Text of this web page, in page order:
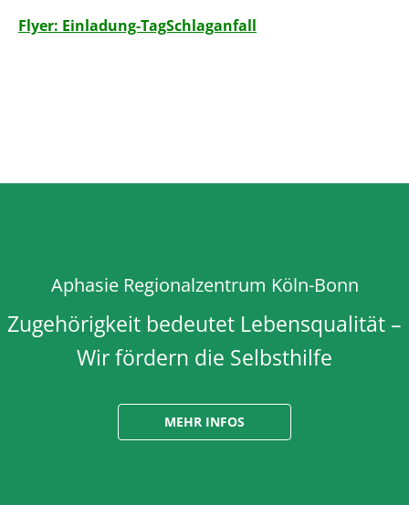
Flyer: Einladung-TagSchlaganfall
Aphasie Regionalzentrum Köln-Bonn
Zugehörigkeit bedeutet Lebensqualität –
Wir fördern die Selbsthilfe
MEHR INFOS